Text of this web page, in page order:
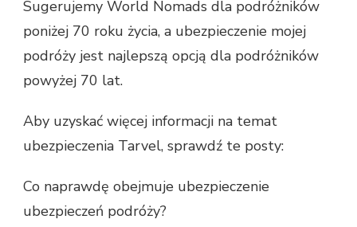
Sugerujemy World Nomads dla podróżników
poniżej 70 roku życia, a ubezpieczenie mojej
podróży jest najlepszą opcją dla podróżników
powyżej 70 lat.
Aby uzyskać więcej informacji na temat
ubezpieczenia Tarvel, sprawdź te posty:
Co naprawdę obejmuje ubezpieczenie
ubezpieczeń podróży?